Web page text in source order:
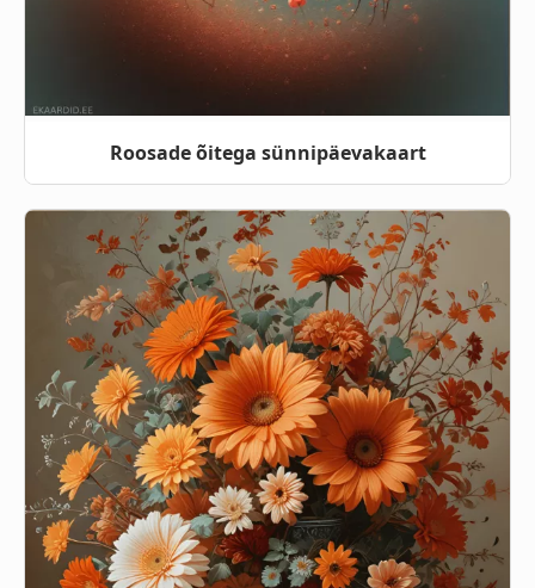
Roosade õitega sünnipäevakaart